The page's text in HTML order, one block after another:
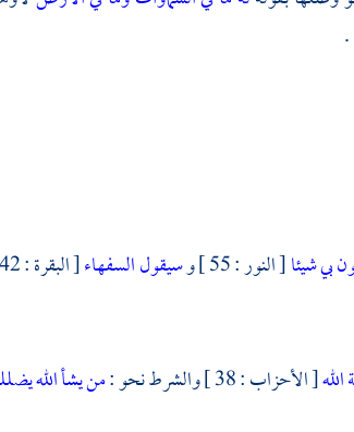
.
بي شيئا[ النور : 55 ] و سيقول السفهاء[ البقرة : 142 ] ، و
[ الأحزاب : 38 ] والشرط نحو : من يشأ الله